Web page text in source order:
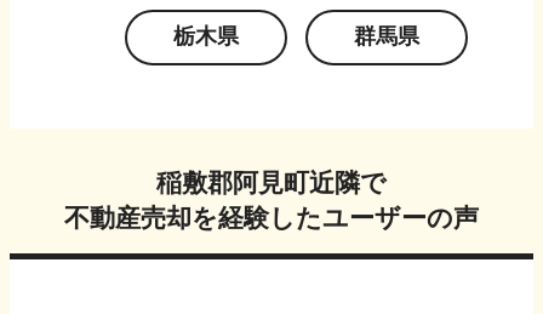
栃木県 群馬県
稲敷郡阿見町近隣で
不動産売却を経験したユーザーの声